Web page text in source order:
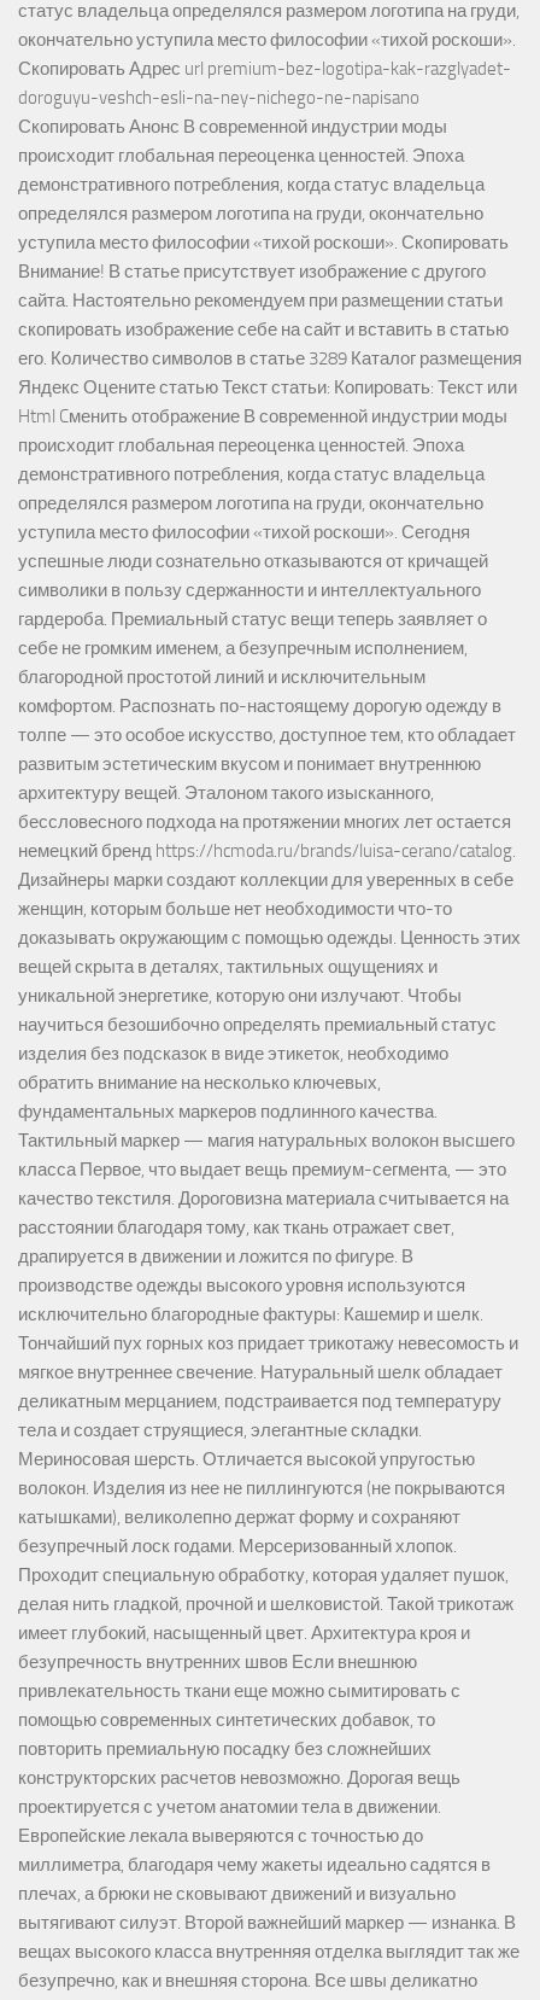
статус владельца определялся размером логотипа на груди,
окончательно уступила место философии «тихой роскоши».
Скопировать Адрес url premium-bez-logotipa-kak-razglyadet-
doroguyu-veshch-esli-na-ney-nichego-ne-napisano
Скопировать Анонс В современной индустрии моды
происходит глобальная переоценка ценностей. Эпоха
демонстративного потребления, когда статус владельца
определялся размером логотипа на груди, окончательно
уступила место философии «тихой роскоши». Скопировать
Внимание! В статье присутствует изображение с другого
сайта. Настоятельно рекомендуем при размещении статьи
скопировать изображение себе на сайт и вставить в статью
его. Количество символов в статье 3289 Каталог размещения
Яндекс Оцените статью Текст статьи: Копировать: Текст или
Html Cменить отображение В современной индустрии моды
происходит глобальная переоценка ценностей. Эпоха
демонстративного потребления, когда статус владельца
определялся размером логотипа на груди, окончательно
уступила место философии «тихой роскоши». Сегодня
успешные люди сознательно отказываются от кричащей
символики в пользу сдержанности и интеллектуального
гардероба. Премиальный статус вещи теперь заявляет о
себе не громким именем, а безупречным исполнением,
благородной простотой линий и исключительным
комфортом. Распознать по-настоящему дорогую одежду в
толпе — это особое искусство, доступное тем, кто обладает
развитым эстетическим вкусом и понимает внутреннюю
архитектуру вещей. Эталоном такого изысканного,
бессловесного подхода на протяжении многих лет остается
немецкий бренд https://hcmoda.ru/brands/luisa-cerano/catalog.
Дизайнеры марки создают коллекции для уверенных в себе
женщин, которым больше нет необходимости что-то
доказывать окружающим с помощью одежды. Ценность этих
вещей скрыта в деталях, тактильных ощущениях и
уникальной энергетике, которую они излучают. Чтобы
научиться безошибочно определять премиальный статус
изделия без подсказок в виде этикеток, необходимо
обратить внимание на несколько ключевых,
фундаментальных маркеров подлинного качества.
Тактильный маркер — магия натуральных волокон высшего
класса Первое, что выдает вещь премиум-сегмента, — это
качество текстиля. Дороговизна материала считывается на
расстоянии благодаря тому, как ткань отражает свет,
драпируется в движении и ложится по фигуре. В
производстве одежды высокого уровня используются
исключительно благородные фактуры: Кашемир и шелк.
Тончайший пух горных коз придает трикотажу невесомость и
мягкое внутреннее свечение. Натуральный шелк обладает
деликатным мерцанием, подстраивается под температуру
тела и создает струящиеся, элегантные складки.
Мериносовая шерсть. Отличается высокой упругостью
волокон. Изделия из нее не пиллингуются (не покрываются
катышками), великолепно держат форму и сохраняют
безупречный лоск годами. Мерсеризованный хлопок.
Проходит специальную обработку, которая удаляет пушок,
делая нить гладкой, прочной и шелковистой. Такой трикотаж
имеет глубокий, насыщенный цвет. Архитектура кроя и
безупречность внутренних швов Если внешнюю
привлекательность ткани еще можно сымитировать с
помощью современных синтетических добавок, то
повторить премиальную посадку без сложнейших
конструкторских расчетов невозможно. Дорогая вещь
проектируется с учетом анатомии тела в движении.
Европейские лекала выверяются с точностью до
миллиметра, благодаря чему жакеты идеально садятся в
плечах, а брюки не сковывают движений и визуально
вытягивают силуэт. Второй важнейший маркер — изнанка. В
вещах высокого класса внутренняя отделка выглядит так же
безупречно, как и внешняя сторона. Все швы деликатно